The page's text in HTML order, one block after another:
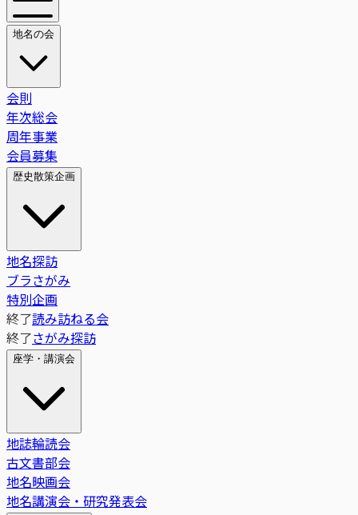
地名の会
会則
年次総会
周年事業
会員募集
歴史散策企画
地名探訪
ブラさがみ
特別企画
終了読み訪ねる会
終了さがみ探訪
座学・講演会
地誌輪読会
古文書部会
地名映画会
地名講演会・研究発表会